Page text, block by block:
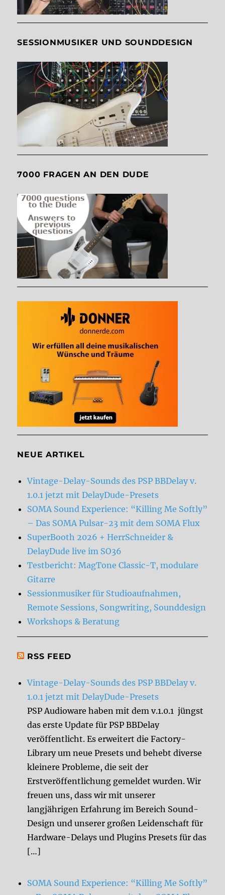
SESSIONMUSIKER UND SOUNDDESIGN
7000 FRAGEN AN DEN DUDE
NEUE ARTIKEL
Vintage-Delay-Sounds des PSP BBDelay v.
1.0.1 jetzt mit DelayDude-Presets
SOMA Sound Experience: “Killing Me Softly”
– Das SOMA Pulsar-23 mit dem SOMA Flux
SuperBooth 2026 + HerrSchneider &
DelayDude live im SO36
Testbericht: MagTone Classic-T, modulare
Gitarre
Sessionmusiker für Studioaufnahmen,
Remote Sessions, Songwriting, Sounddesign
Workshops & Beratung
RSS FEED
Vintage-Delay-Sounds des PSP BBDelay v.
1.0.1 jetzt mit DelayDude-Presets
PSP Audioware haben mit dem v.1.0.1 jüngst
das erste Update für PSP BBDelay
veröffentlicht. Es erweitert die Factory-
Library um neue Presets und behebt diverse
kleinere Probleme, die seit der
Erstveröffentlichung gemeldet wurden. Wir
freuen uns, dass wir mit unserer
langjährigen Erfahrung im Bereich Sound-
Design und unserer großen Leidenschaft für
Hardware-Delays und Plugins Presets für das
[…]
SOMA Sound Experience: “Killing Me Softly”